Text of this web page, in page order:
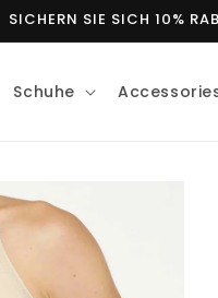
SICHERN SIE SICH 10%
Schuhe